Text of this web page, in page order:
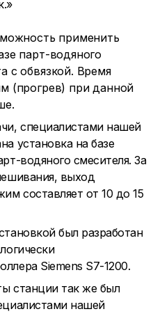
применить
парт-водяного
с обвязкой. Время
(прогрев) при данной
специалистами нашей
установка на базе
водяного смесителя. За
выход
составляет от 10 до 15
был разработан
Siemens S7-1200.
станции так же был
нашей